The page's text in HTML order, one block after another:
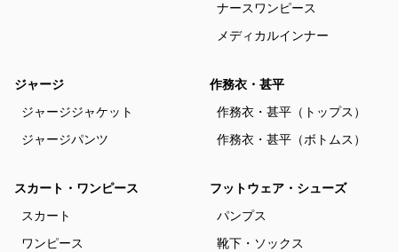
ナースワンピース
メディカルインナー
ジャージ
ジャージジャケット
ジャージパンツ
作務衣・甚平
作務衣・甚平（トップス）
作務衣・甚平（ボトムス）
スカート・ワンピース
スカート
ワンピース
フットウェア・シューズ
パンプス
靴下・ソックス